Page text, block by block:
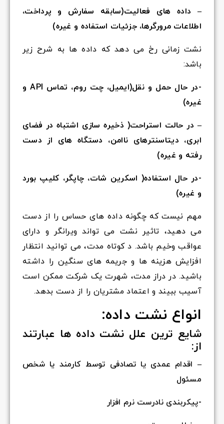
– داده های فعالیت(سابقه سفارش و پرداخت،
اطلاعات مرورگرها، جزئیات استفاده و غیره)
نشت زمانی رخ می دهد که داده ها به شرح زیر
باشد:
-در حال حمل و نقل(ایمیل، چت روم، تماس API و
غیره)
– در حالت استراحت( ذخیره سازی اشتباه در فضای
ابری، دیتاسنترهای ناامن، دستگاه های از دست
رفته و غیره)
-در حال استفاده( اسکرین شات، چاپگر، کلیپ بورد
و غیره)
مهم نیست که چگونه داده های حساس را از دست
می دهید، تاثیر نشت می تواند ویرانگر و دارای
عواقب وخیم باشد. د کوتاه مدت، می توانید انتظار
افزایش هزینه ها و جریمه های سنگین را داشته
باشید. در دراز مدت، شهرت یک شرکت ممکن است
آسیب ببیند و اعتماد مشتریان را از دست بدهد.
انواع نشت داده:
شایع ترین علل نشت داده ها عبارتند
از:
– اقدام عمدی یا تصادفی توسط کارمند یا شخص
مسئول
-پیکربندی نادرست نرم افزار